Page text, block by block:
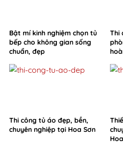
Bật mí kinh nghiệm chọn tủ
bếp cho không gian sống
chuẩn, đẹp
Thi
Thi công tủ áo đẹp, bền,
chuyên nghiệp tại Hoa Sơn